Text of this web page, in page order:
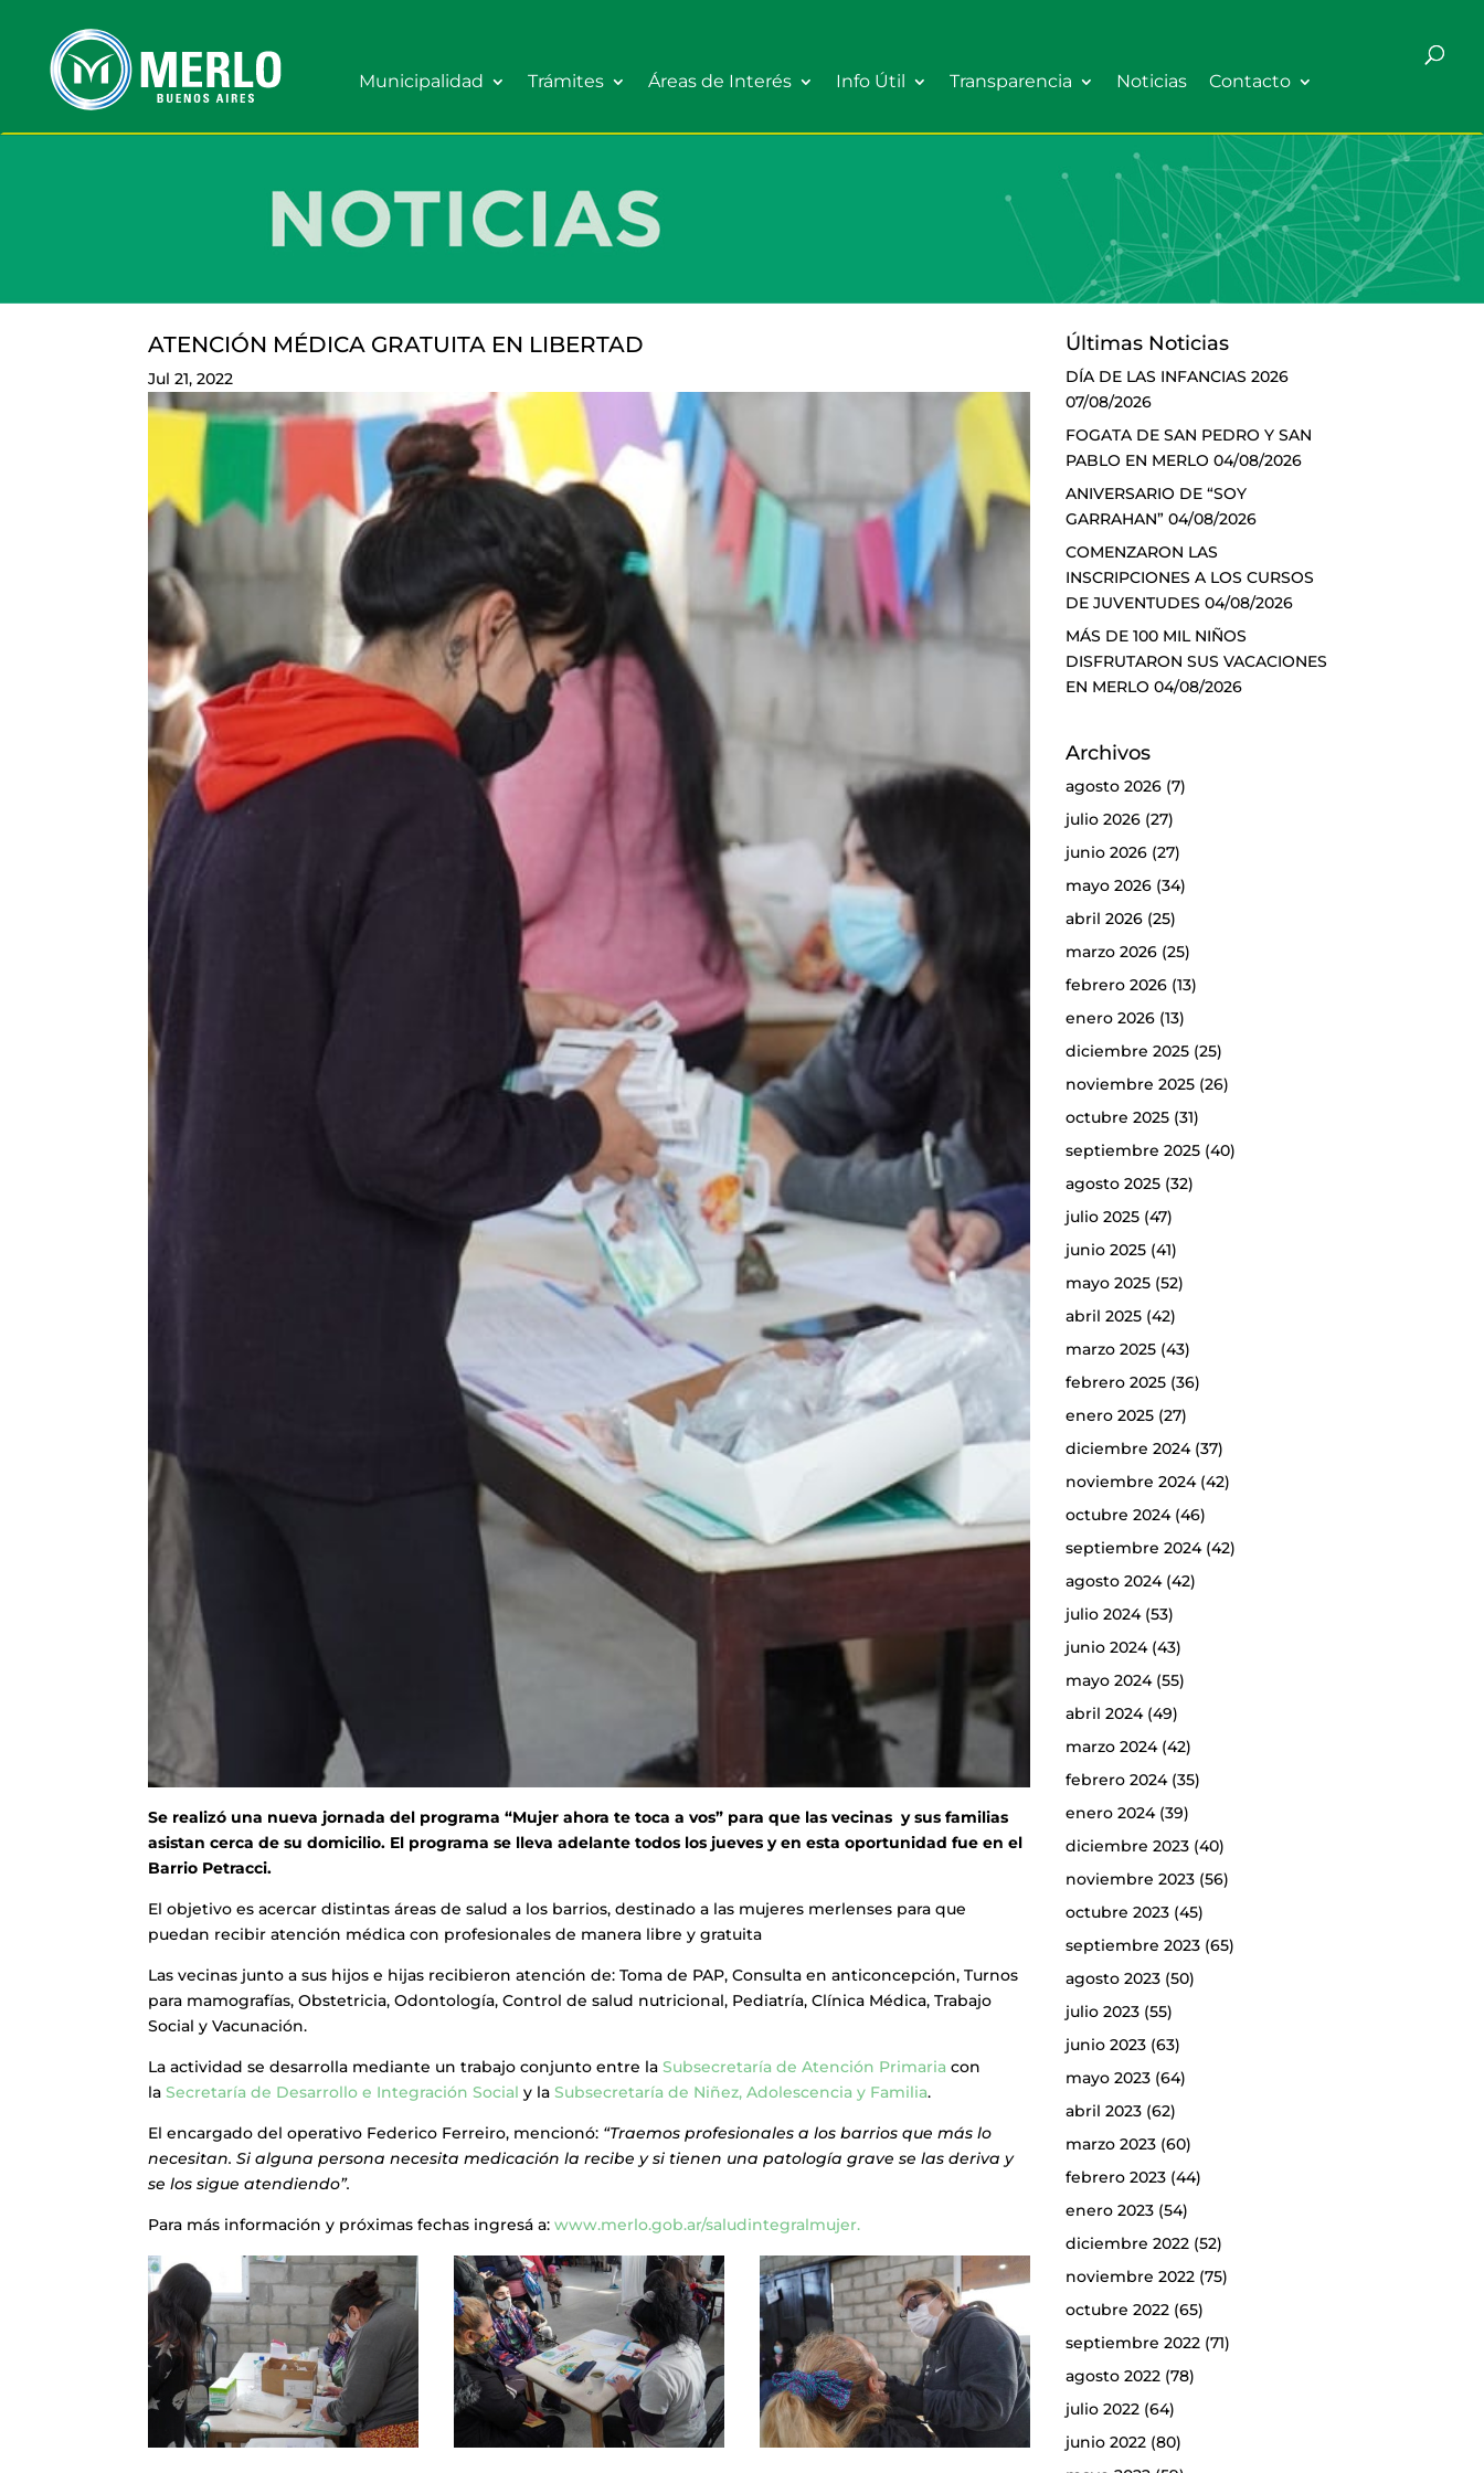
Municipalidad Trámites Áreas de Interés Info Útil Transparencia Noticias Contacto
ATENCIÓN MÉDICA GRATUITA EN LIBERTAD
Jul 21, 2022
Se realizó una nueva jornada del programa “Mujer ahora te toca a vos” para que las vecinas y sus familias
asistan cerca de su domicilio. El programa se lleva adelante todos los jueves y en esta oportunidad fue en el
Barrio Petracci.
El objetivo es acercar distintas áreas de salud a los barrios, destinado a las mujeres merlenses para que
puedan recibir atención médica con profesionales de manera libre y gratuita
Las vecinas junto a sus hijos e hijas recibieron atención de: Toma de PAP, Consulta en anticoncepción, Turnos
para mamografías, Obstetricia, Odontología, Control de salud nutricional, Pediatría, Clínica Médica, Trabajo
Social y Vacunación.
La actividad se desarrolla mediante un trabajo conjunto entre laSubsecretaría de Atención Primaria con
laSecretaría de Desarrollo e Integración Social y laSubsecretaría de Niñez, Adolescencia y Familia.
El encargado del operativo Federico Ferreiro, mencionó: “Traemos profesionales a los barrios que más lo
necesitan. Si alguna persona necesita medicación la recibe y si tienen una patología grave se las deriva y
se los sigue atendiendo”.
Para más información y próximas fechas ingresá a:www.merlo.gob.ar/saludintegralmujer.
Últimas Noticias
DÍA DE LAS INFANCIAS 2026
07/08/2026
FOGATA DE SAN PEDRO Y SAN
PABLO EN MERLO 04/08/2026
ANIVERSARIO DE “SOY
GARRAHAN” 04/08/2026
COMENZARON LAS
INSCRIPCIONES A LOS CURSOS
DE JUVENTUDES 04/08/2026
MÁS DE 100 MIL NIÑOS
DISFRUTARON SUS VACACIONES
EN MERLO 04/08/2026
Archivos
agosto 2026(7)
julio 2026(27)
junio 2026(27)
mayo 2026(34)
abril 2026(25)
marzo 2026(25)
febrero 2026(13)
enero 2026(13)
diciembre 2025(25)
noviembre 2025(26)
octubre 2025(31)
septiembre 2025(40)
agosto 2025(32)
julio 2025(47)
junio 2025(41)
mayo 2025(52)
abril 2025(42)
marzo 2025(43)
febrero 2025(36)
enero 2025(27)
diciembre 2024(37)
noviembre 2024(42)
octubre 2024(46)
septiembre 2024(42)
agosto 2024(42)
julio 2024(53)
junio 2024(43)
mayo 2024(55)
abril 2024(49)
marzo 2024(42)
febrero 2024(35)
enero 2024(39)
diciembre 2023(40)
noviembre 2023(56)
octubre 2023(45)
septiembre 2023(65)
agosto 2023(50)
julio 2023(55)
junio 2023(63)
mayo 2023(64)
abril 2023(62)
marzo 2023(60)
febrero 2023(44)
enero 2023(54)
diciembre 2022(52)
noviembre 2022(75)
octubre 2022(65)
septiembre 2022(71)
agosto 2022(78)
julio 2022(64)
junio 2022(80)